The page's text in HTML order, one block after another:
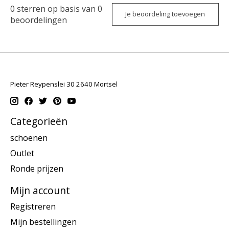
0 sterren op basis van 0
beoordelingen
Je beoordeling toevoegen
Pieter Reypenslei 30 2640 Mortsel
Categorieën
schoenen
Outlet
Ronde prijzen
Mijn account
Registreren
Mijn bestellingen